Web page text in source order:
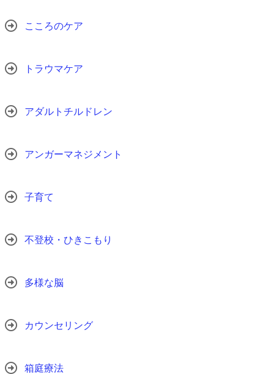
こころのケア
トラウマケア
アダルトチルドレン
アンガーマネジメント
子育て
不登校・ひきこもり
多様な脳
カウンセリング
箱庭療法